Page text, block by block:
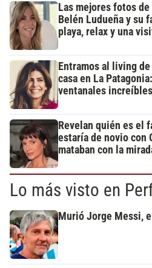
Las mejores fotos
Belén Ludueña y su
playa, relax y una
Entramos al living
casa en La
ventanales increíbles
Revelan quién es el
estaría de novio con
mataban con la
Lo más visto en
Murió Jorge Messi,